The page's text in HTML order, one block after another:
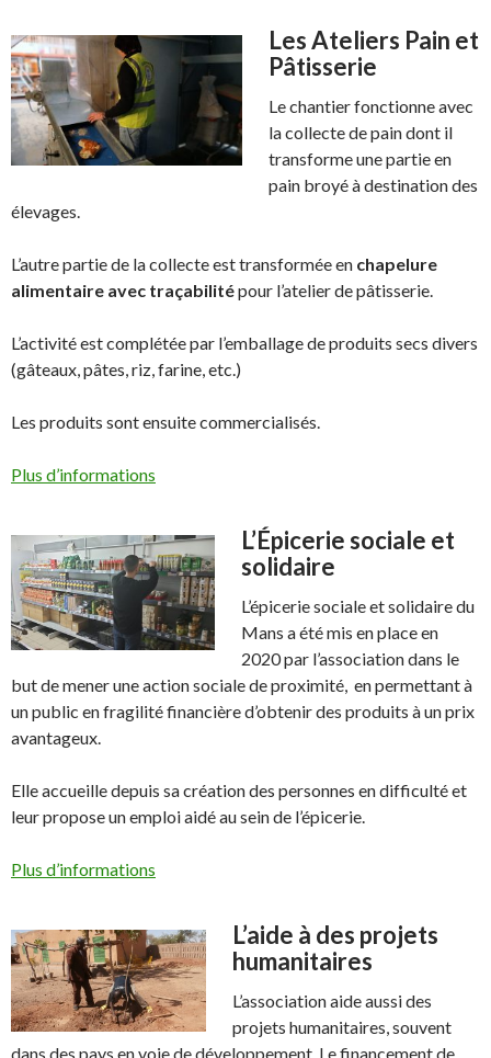
Les Ateliers Pain et
Pâtisserie
Le chantier fonctionne avec
la collecte de pain dont il
transforme une partie en
pain broyé à destination des
élevages.
L’autre partie de la collecte est transformée en chapelure
alimentaire avec traçabilitépour l’atelier de pâtisserie.
L’activité est complétée par l’emballage de produits secs divers
(gâteaux, pâtes, riz, farine, etc.)
Les produits sont ensuite commercialisés.
Plus d’informations
L’Épicerie sociale et
solidaire
L’épicerie sociale et solidaire du
Mans a été mis en place en
2020 par l’association dans le
but de mener une action sociale de proximité, en permettant à
un public en fragilité financière d’obtenir des produits à un prix
avantageux.
Elle accueille depuis sa création des personnes en difficulté et
leur propose un emploi aidé au sein de l’épicerie.
Plus d’informations
L’aide à des projets
humanitaires
L’association aide aussi des
projets humanitaires, souvent
dans des pays en voie de développement. Le financement de